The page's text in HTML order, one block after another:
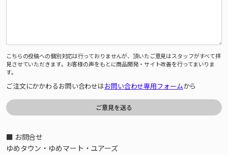
こちらの投稿への個別対応は行っておりませんが、頂いたご意見はスタッフがすべて拝
見させていただきます。お客様の声をもとに商品開発・サイト改善を行ってまいりま
す。
ご注文にかかわるお問い合わせはお問い合わせ専用フォームから
■ お問合せ
ゆめタウン・ゆめマート・ユアーズ